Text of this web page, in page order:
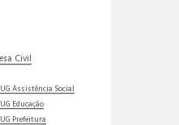
Civil
Assistência Social
Educação
Prefeitura